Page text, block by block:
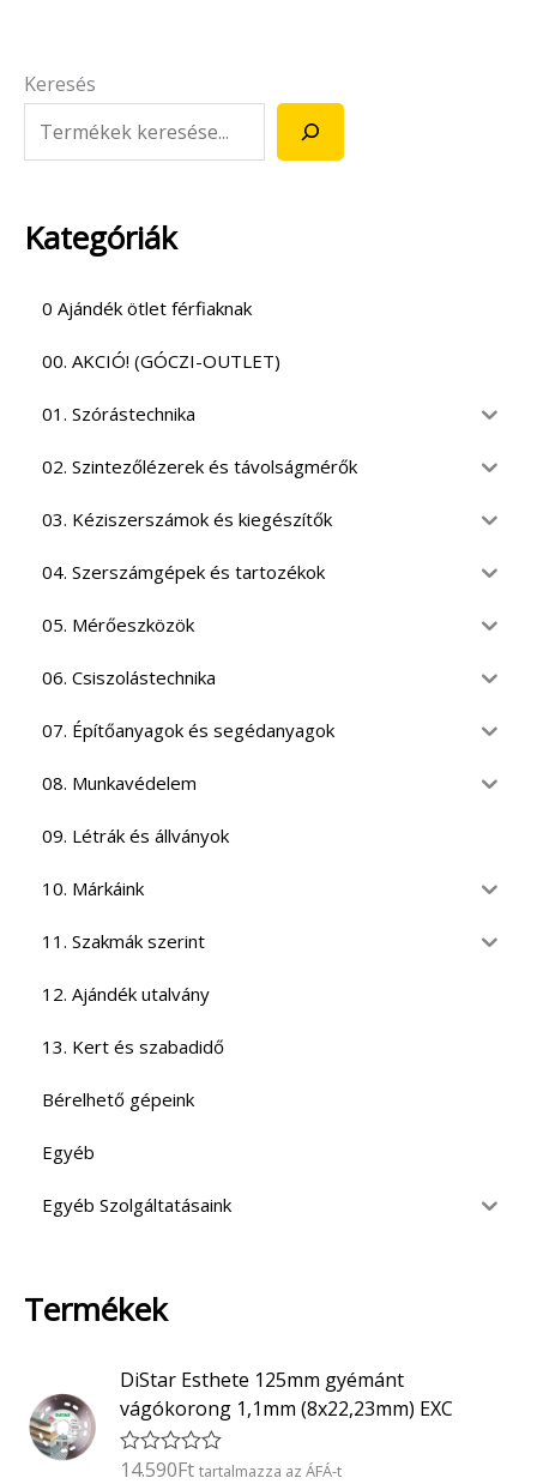
Keresés
Kategóriák
0 Ajándék ötlet férfiaknak
00. AKCIÓ! (GÓCZI-OUTLET)
01. Szórástechnika
02. Szintezőlézerek és távolságmérők
03. Kéziszerszámok és kiegészítők
04. Szerszámgépek és tartozékok
05. Mérőeszközök
06. Csiszolástechnika
07. Építőanyagok és segédanyagok
08. Munkavédelem
09. Létrák és állványok
10. Márkáink
11. Szakmák szerint
12. Ajándék utalvány
13. Kert és szabadidő
Bérelhető gépeink
Egyéb
Egyéb Szolgáltatásaink
Termékek
DiStar Esthete 125mm gyémánt
vágókorong 1,1mm (8x22,23mm) EXC
É14.590Ft tartalmazza az ÁFÁ-t